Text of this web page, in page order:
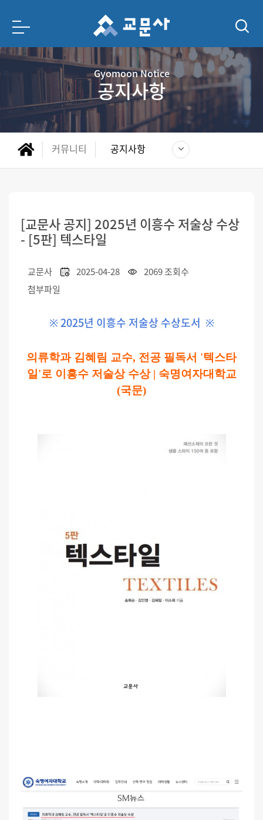
Gyomoon Notice
공지사항
커뮤니티 공지사항
[교문사 공지] 2025년 이흥수 저술상 수상
- [5판] 텍스타일
교문사 2025-04-28
2069 조회수
첨부파일
※ 2025년 이흥수 저술상 수상도서 ※
의류학과 김혜림 교수, 전공 필독서 '텍스타
일'로 이흥수 저술상 수상 | 숙명여자대학교
(국문)